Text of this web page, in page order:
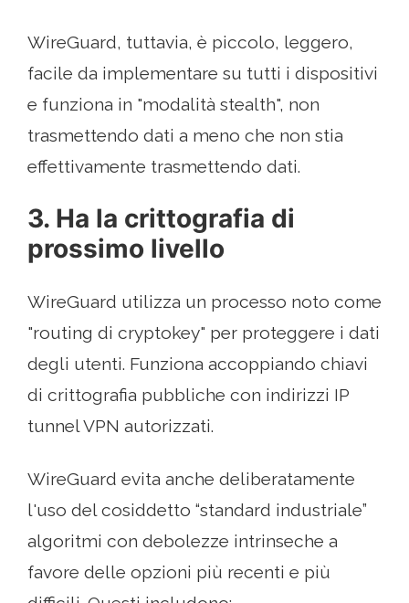
WireGuard, tuttavia, è piccolo, leggero,
facile da implementare su tutti i dispositivi
e funziona in "modalità stealth", non
trasmettendo dati a meno che non stia
effettivamente trasmettendo dati.
3. Ha la crittografia di
prossimo livello
WireGuard utilizza un processo noto come
"routing di cryptokey" per proteggere i dati
degli utenti. Funziona accoppiando chiavi
di crittografia pubbliche con indirizzi IP
tunnel VPN autorizzati.
WireGuard evita anche deliberatamente
l'uso del cosiddetto “standard industriale”
algoritmi con debolezze intrinseche a
favore delle opzioni più recenti e più